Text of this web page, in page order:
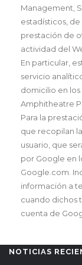
Management,
estadísticos,
prestación de
actividad del
En particular,
servicio
domicilio en los
Amphitheatre
Para la
que recopilan
usuario, que
por Google en
Google.com.
información a
cuando dichos
cuenta de
NOTICIAS